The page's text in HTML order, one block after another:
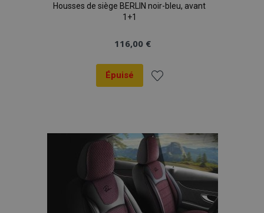
Housses de siège BERLIN noir-bleu, avant
1+1
116,00 €
Épuisé
liste
d'achats